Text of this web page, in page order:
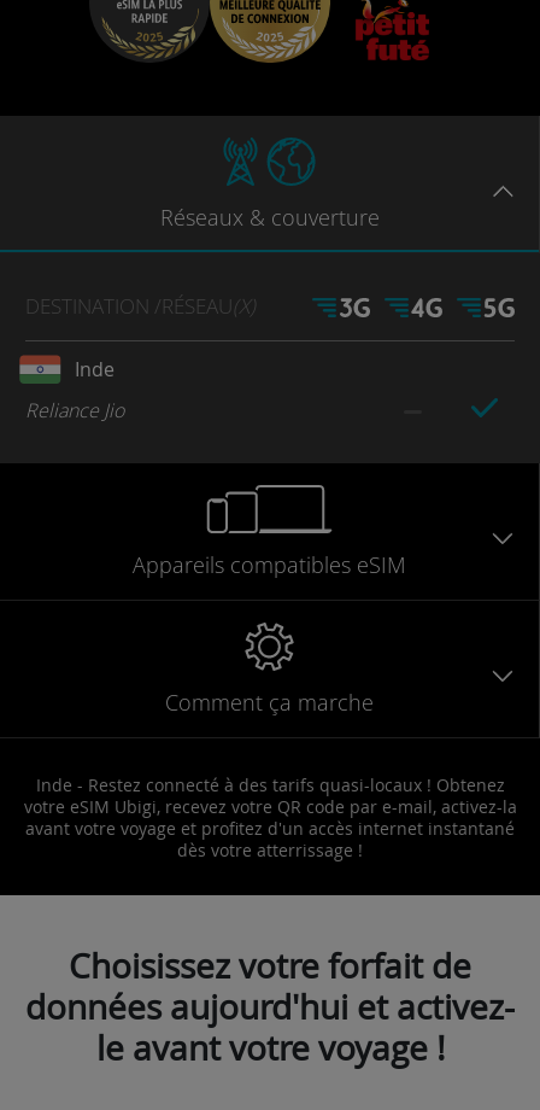
Réseaux & couverture
DESTINATION /RÉSEAU(X)
Inde
Reliance Jio
Appareils compatibles eSIM
Comment ça marche
Inde - Restez connecté à des tarifs quasi-locaux ! Obtenez
votre eSIM Ubigi, recevez votre QR code par e-mail, activez-la
avant votre voyage et profitez d'un accès internet instantané
dès votre atterrissage !
Choisissez votre forfait de
données aujourd'hui et activez-
le avant votre voyage !